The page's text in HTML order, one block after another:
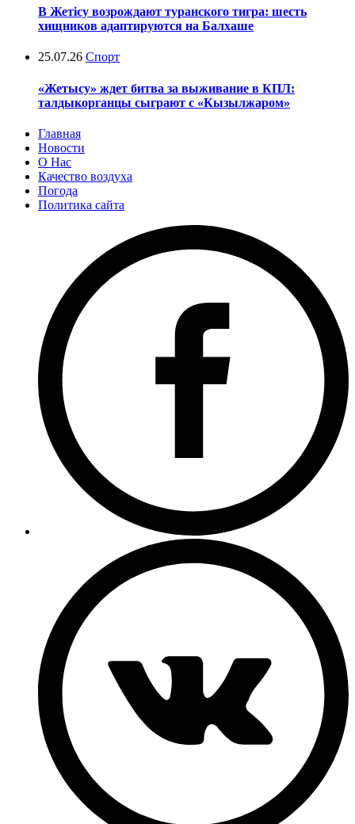
В Жетісу возрождают туранского тигра: шесть
хищников адаптируются на Балхаше
25.07.26 Спорт
«Жетысу» ждет битва за выживание в КПЛ:
талдыкорганцы сыграют с «Кызылжаром»
Главная
Новости
О Нас
Качество воздуха
Погода
Политика сайта